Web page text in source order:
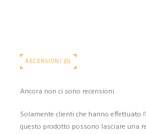
RECENSIONI (0)
Ancora non ci sono recensioni.
Solamente clienti che hanno effettuato
questo prodotto possono lasciare una